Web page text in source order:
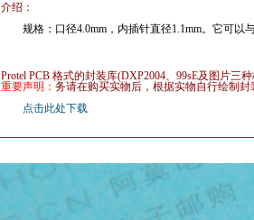
介绍：
规格：口径4.0mm，内插针直径1.1mm。它可以
Protel PCB 格式的封装库(DXP2004、99sE及图片三
重要声明： 务请在购买实物后，根据实物自行绘制
点击此处下载